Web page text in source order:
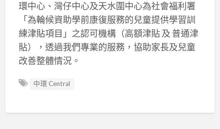
環中心、灣仔中心及天水圍中心為社會福利署
「為輪候資助學前康復服務的兒童提供學習訓
練津貼項目」之認可機構（高額津貼 及 普通津
貼），透過我們專業的服務，協助家長及兒童
改善整體情況。
中環 Central